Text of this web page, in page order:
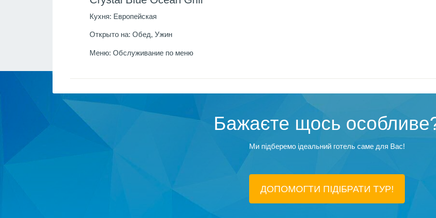
Кухня: Европейская
Открыто на: Обед, Ужин
Меню: Обслуживание по меню
Бажаєте щось
Ми підберемо ідеальний готель саме для Вас!
ДОПОМОГТИ ПІДIБРАТИ ТУР!